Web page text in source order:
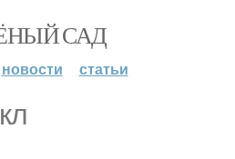
САД
новости статьи